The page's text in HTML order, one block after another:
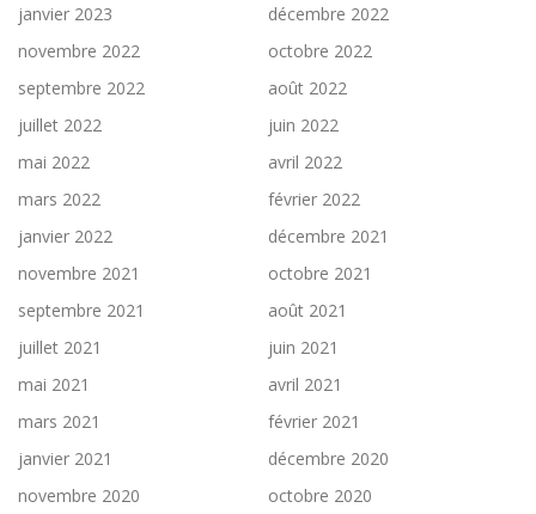
janvier 2023
décembre 2022
novembre 2022
octobre 2022
septembre 2022
août 2022
juillet 2022
juin 2022
mai 2022
avril 2022
mars 2022
février 2022
janvier 2022
décembre 2021
novembre 2021
octobre 2021
septembre 2021
août 2021
juillet 2021
juin 2021
mai 2021
avril 2021
mars 2021
février 2021
janvier 2021
décembre 2020
novembre 2020
octobre 2020